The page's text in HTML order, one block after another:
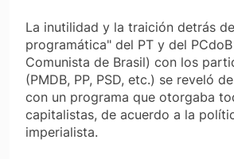
La inutilidad y la traición detrás
programática" del PT y del
Comunista de Brasil) con los
(PMDB, PP, PSD, etc.) se reveló
con un programa que otorgaba
capitalistas, de acuerdo a la
imperialista.